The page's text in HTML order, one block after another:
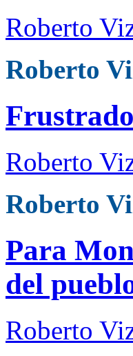
Roberto
Roberto
Roberto
Roberto
Para
del
Roberto